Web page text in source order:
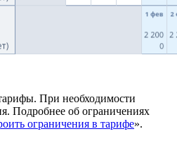
При необходимости
Подробнее об ограничениях
ограничения в тарифе».